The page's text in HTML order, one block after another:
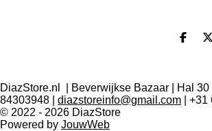
D
n
D
DiazStore.nl | Beverwijkse Bazaar | Hal 30
84303948 | diazstoreinfo@gmail.com |
© 2022 - 2026 DiazStore
Powered by JouwWeb